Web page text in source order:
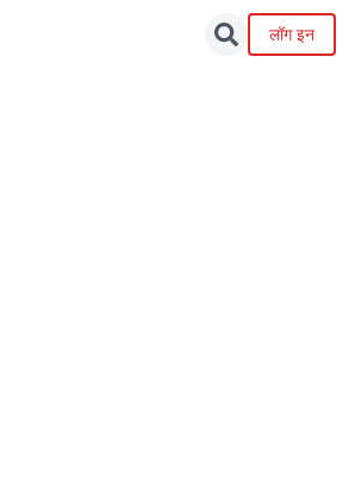
लॉग इन